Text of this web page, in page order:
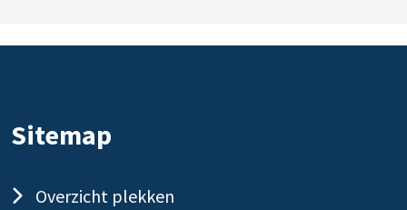
Sitemap
Overzicht plekken